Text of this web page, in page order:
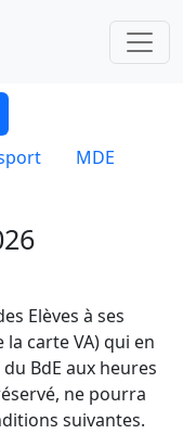
MDE
Elèves à ses
carte VA) qui en
BdE aux heures
ne pourra
suivantes.